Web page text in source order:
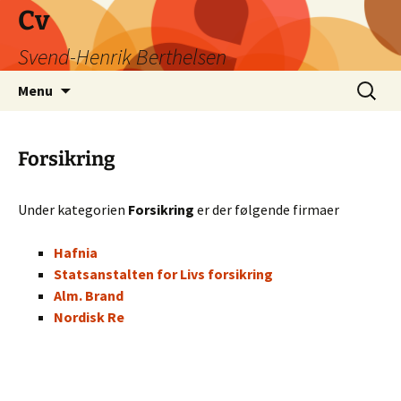
Hop
indhold
Cv
Svend-Henrik Berthelsen
Menu
Søg
efter:
Forsikring
Under kategorien Forsikring er der følgende firmaer
Hafnia
Statsanstalten for Livs forsikring
Alm. Brand
Nordisk Re